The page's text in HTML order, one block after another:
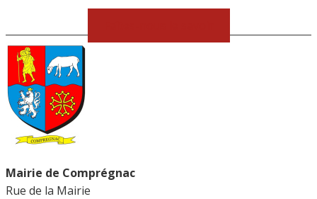
Mairie de Comprégnac
Rue de la Mairie